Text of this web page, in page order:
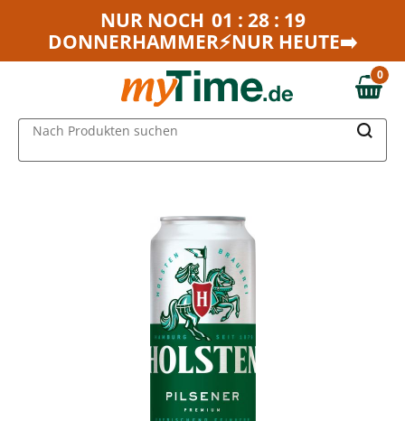
Zum Hauptinhalt springen
Zur Navigation springen
NUR NOCH 01 : 28 : 19
DONNERHAMMER⚡NUR HEUTE➡️
0,00 €
0
Nach Produkten suchen